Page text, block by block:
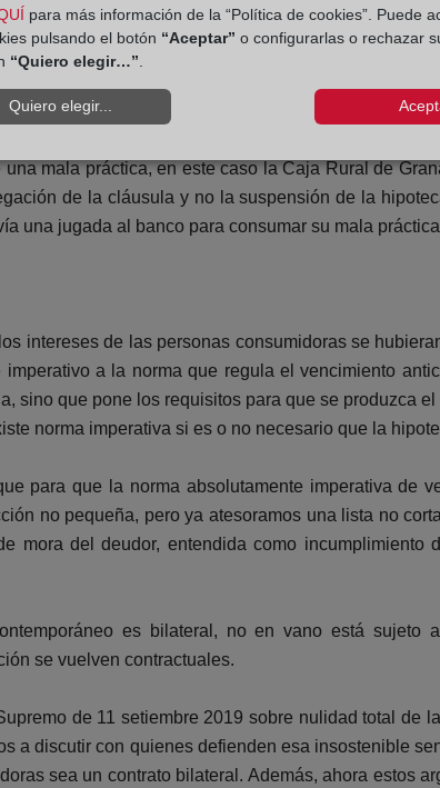
resulta que las garantías formales y de
derechos de las personas consumidoras en las
que suspende la hipoteca en su totalidad, por
mala práctica, en este caso la Caja Rural de
de la cláusula y no la suspensión de la
una jugada al banco para consumar su mala
intereses de las personas consumidoras se
a la norma que regula el vencimiento
sino que pone los requisitos para que se produzca
norma imperativa si es o no necesario que la
para que la norma absolutamente imperativa de
no pequeña, pero ya atesoramos una lista no
mora del deudor, entendida como
es bilateral, no en vano está sujeto
se vuelven contractuales.
de 11 setiembre 2019 sobre nulidad total de
a discutir con quienes defienden esa insostenible
sea un contrato bilateral. Además, ahora estos
para más información de la “Política de cookies”. Puede
pulsando el botón “Aceptar” o configurarlas o rechazar
“Quiero elegir…”
Quiero elegir...